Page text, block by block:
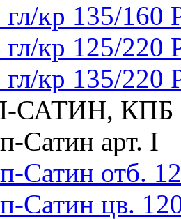
кр 135/160
кр 125/220
кр 135/220
САТИН, КПБ
Сатин арт. I
Сатин отб.
Сатин цв.